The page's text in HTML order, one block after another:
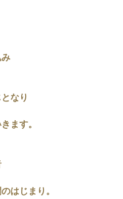
なり
ます。
はじまり。